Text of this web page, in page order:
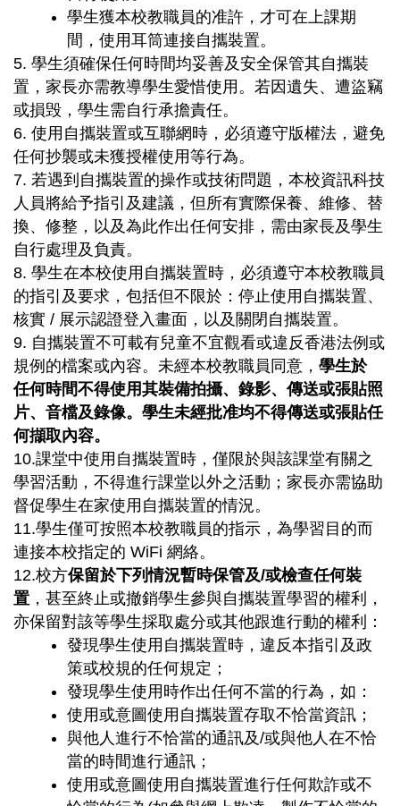
學生獲本校教職員的准許，才可在上課期
間，使用耳筒連接自攜裝置。
5. 學生須確保任何時間均妥善及安全保管其自攜裝
置，家長亦需教導學生愛惜使用。若因遺失、遭盜竊
或損毁，學生需自行承擔責任。
6. 使用自攜裝置或互聯網時，必須遵守版權法，避免
任何抄襲或未獲授權使用等行為。
7. 若遇到自攜裝置的操作或技術問題，本校資訊科技
人員將給予指引及建議，但所有實際保養、維修、替
換、修整，以及為此作出任何安排，需由家長及學生
自行處理及負責。
8. 學生在本校使用自攜裝置時，必須遵守本校教職員
的指引及要求，包括但不限於：停止使用自攜裝置、
核實 / 展示認證登入畫面，以及關閉自攜裝置。
9. 自攜裝置不可載有兒童不宜觀看或違反香港法例或
規例的檔案或內容。未經本校教職員同意， 學生於
任何時間不得使用其裝備拍攝、錄影、傳送或張貼照
片、音檔及錄像。學生未經批准均不得傳送或張貼任
何擷取內容。
10.課堂中使用自攜裝置時，僅限於與該課堂有關之
學習活動，不得進行課堂以外之活動；家長亦需協助
督促學生在家使用自攜裝置的情況。
11.學生僅可按照本校教職員的指示，為學習目的而
連接本校指定的 WiFi 網絡。
12.校方保留於下列情況暫時保管及/或檢查任何裝
置 ，甚至終止或撤銷學生參與自攜裝置學習的權利，
亦保留對該等學生採取處分或其他跟進行動的權利：
發現學生使用自攜裝置時，違反本指引及政
策或校規的任何規定；
發現學生使用時作出任何不當的行為，如：
使用或意圖使用自攜裝置存取不恰當資訊；
與他人進行不恰當的通訊及/或與他人在不恰
當的時間進行通訊；
使用或意圖使用自攜裝置進行任何欺詐或不